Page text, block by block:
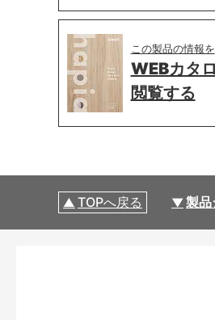
この製品の情報を
WEBカタ
閲覧する
TOPへ戻る 製品